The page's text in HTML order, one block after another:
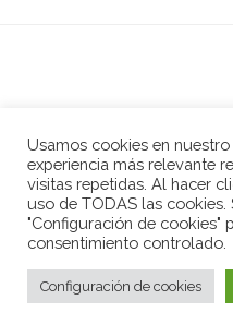
© 2023
Usamos cookies en
experiencia más relevante
visitas repetidas. Al hacer
uso de TODAS las
"Configuración de cookies"
consentimiento controlado.
Configuración de cookies